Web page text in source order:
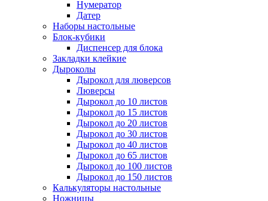
Нумератор
Датер
Наборы настольные
Блок-кубики
Диспенсер для блока
Закладки клейкие
Дыроколы
Дырокол для люверсов
Люверсы
Дырокол до 10 листов
Дырокол до 15 листов
Дырокол до 20 листов
Дырокол до 30 листов
Дырокол до 40 листов
Дырокол до 65 листов
Дырокол до 100 листов
Дырокол до 150 листов
Калькуляторы настольные
Ножницы